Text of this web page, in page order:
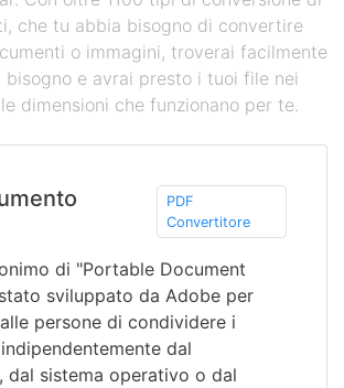
che tu abbia bisogno di convertire
o immagini, troverai facilmente
bisogno e avrai presto i tuoi file nei
dimensioni che funzionano per te.
PDF
Convertitore
di "Portable Document
sviluppato da Adobe per
persone di condividere i
dal
dal sistema operativo o dal